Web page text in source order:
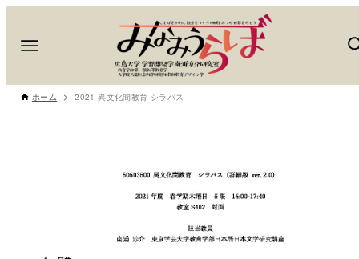
ホーム 2021 異文化間教育 シラバス